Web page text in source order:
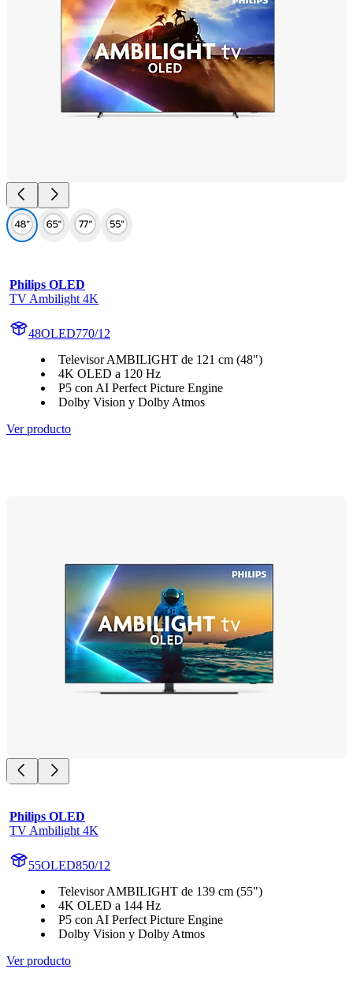
Philips OLED
TV Ambilight 4K
48OLED770/12
Televisor AMBILIGHT de 121 cm (48")
4K OLED a 120 Hz
P5 con AI Perfect Picture Engine
Dolby Vision y Dolby Atmos
Ver producto
Philips OLED
TV Ambilight 4K
55OLED850/12
Televisor AMBILIGHT de 139 cm (55")
4K OLED a 144 Hz
P5 con AI Perfect Picture Engine
Dolby Vision y Dolby Atmos
Ver producto